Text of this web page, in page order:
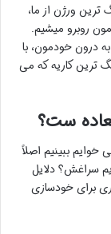
ترین ورژن از ما،
روبرو میشیم.
درون خودمون، با
ترین کاریه که می
ست؟
ببینیم اصلاً
سراغش؟ دلایل
برای خودسازی